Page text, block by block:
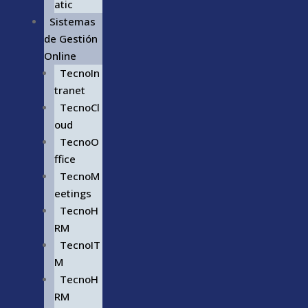
atic
Sistemas
de Gestión
Online
TecnoIn
tranet
TecnoCl
oud
TecnoO
ffice
TecnoM
eetings
TecnoH
RM
TecnoIT
M
TecnoH
RM